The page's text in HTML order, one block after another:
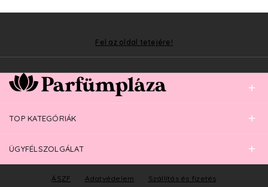
Fel az oldal tetejére!
TOP KATEGÓRIÁK
ÜGYFÉLSZOLGÁLAT
ÁSZF Adatvédelem Szállítás és fizetés